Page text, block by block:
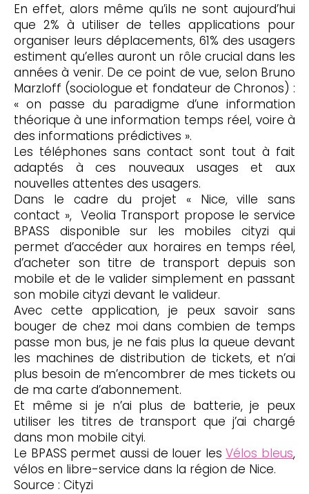
En effet, alors même qu’ils ne sont aujourd’hui
que 2% à utiliser de telles applications pour
organiser leurs déplacements, 61% des usagers
estiment qu’elles auront un rôle crucial dans les
années à venir. De ce point de vue, selon Bruno
Marzloff (sociologue et fondateur de Chronos) :
« on passe du paradigme d’une information
théorique à une information temps réel, voire à
des informations prédictives ».
Les téléphones sans contact sont tout à fait
adaptés à ces nouveaux usages et aux
nouvelles attentes des usagers.
Dans le cadre du projet « Nice, ville sans
contact », Veolia Transport propose le service
BPASS disponible sur les mobiles cityzi qui
permet d’accéder aux horaires en temps réel,
d’acheter son titre de transport depuis son
mobile et de le valider simplement en passant
son mobile cityzi devant le valideur.
Avec cette application, je peux savoir sans
bouger de chez moi dans combien de temps
passe mon bus, je ne fais plus la queue devant
les machines de distribution de tickets, et n’ai
plus besoin de m’encombrer de mes tickets ou
de ma carte d’abonnement.
Et même si je n’ai plus de batterie, je peux
utiliser les titres de transport que j’ai chargé
dans mon mobile cityi.
Le BPASS permet aussi de louer lesVélos bleus,
vélos en libre-service dans la région de Nice.
Source : Cityzi